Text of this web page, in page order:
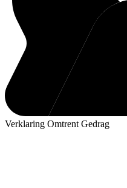
Verklaring Omtrent Gedrag